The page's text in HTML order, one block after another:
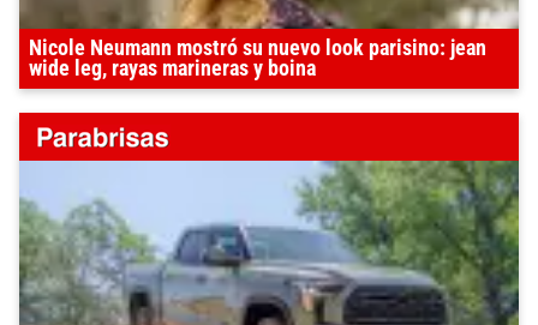
Nicole Neumann mostró su nuevo look parisino: jean
wide leg, rayas marineras y boina